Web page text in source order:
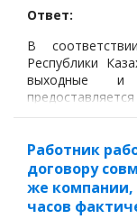
Ответ:
В
Республики
выходные и
оплата в
полуторном
ставки.
Работник
договору
же компании,
часов